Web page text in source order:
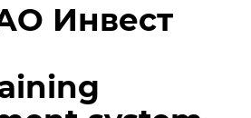
Инвест